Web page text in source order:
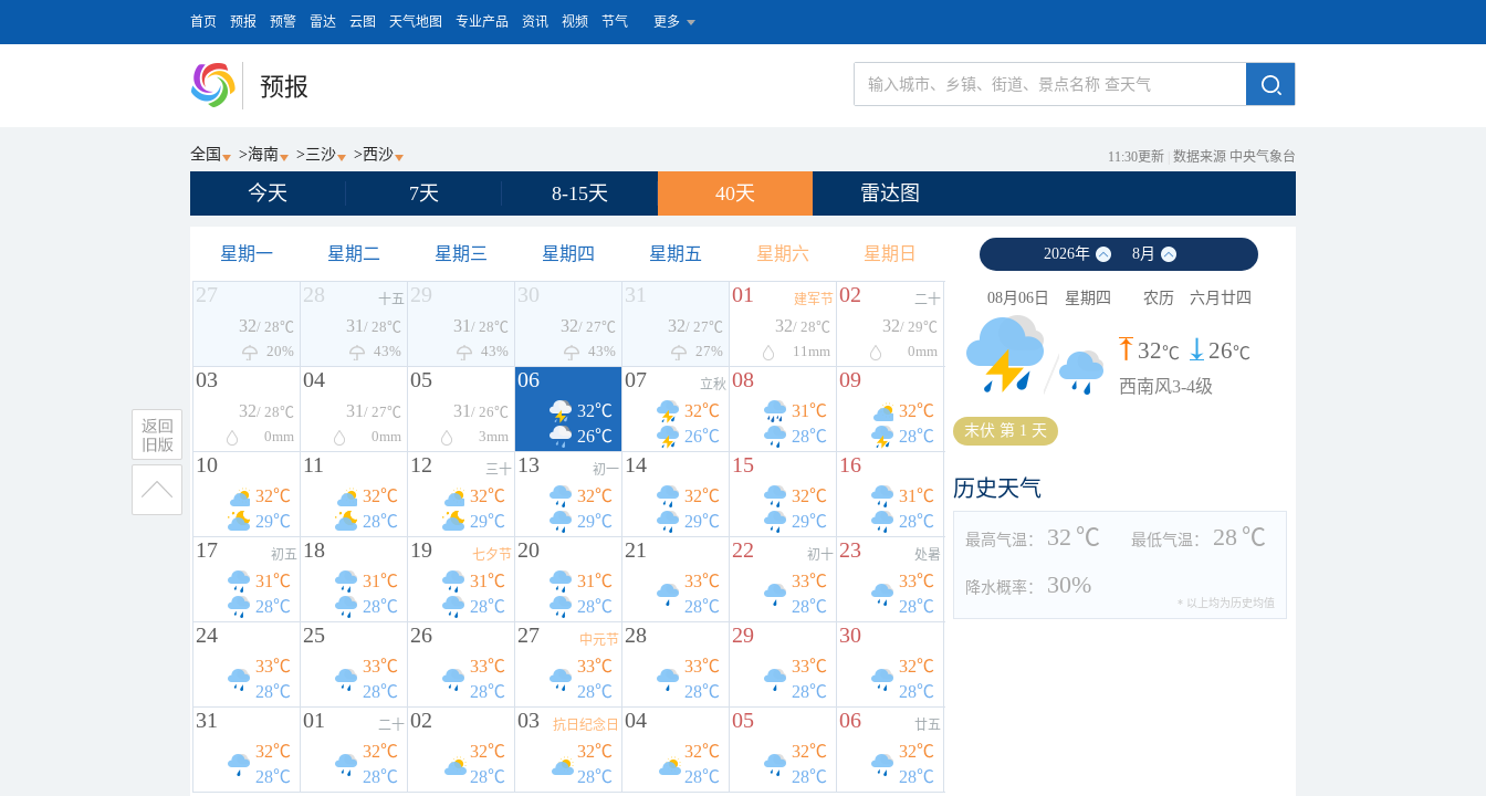
首页 预报 预警 雷达 云图 天气地图 专业产品 资讯 视频 节气 更多
预报
全国 >海南 >三沙 >西沙 11:30更新 数据来源 中央气象台
今天 7天 8-15天 40天 雷达图
星期一 星期二 星期三 星期四 星期五 星期六 星期日
27
32/ 28℃
20%
28 十五
31 / 28℃
43%
29
31 / 28℃
43%
30
32/ 27℃
43%
31
32/ 27℃
27%
01 建军节
32/ 28℃
11mm
02 二十
32/ 29℃
0mm
03
32/ 28℃
0mm
04
31 / 27℃
0mm
05
31 / 26℃
3mm
06
32℃
26℃
07 立秋
32℃
26℃
08
31℃
28℃
09
32℃
28℃
10
32℃
29℃
11
32℃
28℃
12 三十
32℃
29℃
13 初一
32℃
29℃
14
32℃
29℃
15
32℃
29℃
16
31℃
28℃
17 初五
31℃
28℃
18
31℃
28℃
19 七夕节
31℃
28℃
20
31℃
28℃
21
33℃
28℃
22 初十
33℃
28℃
23 处暑
33℃
28℃
24
33℃
28℃
25
33℃
28℃
26
33℃
28℃
27 中元节
33℃
28℃
28
33℃
28℃
29
33℃
28℃
30
32℃
28℃
31
32℃
28℃
01 二十
32℃
28℃
02
32℃
28℃
03 抗日纪念日
32℃
28℃
04
32℃
28℃
05
32℃
28℃
06 廿五
32℃
28℃
2026年 8月
08月06日 星期四 农历 六月廿四
32℃ 26℃
西南风3-4级
末伏 第 1 天
历史天气
最高气温： 32 ℃ 最低气温： 28 ℃
降水概率： 30%
* 以上均为历史均值